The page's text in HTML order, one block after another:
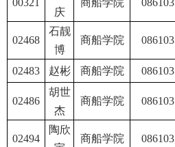
00321
庆
商船学院 086103
02468
石靓
博
商船学院 086103
02483 赵彬 商船学院 086103
02486
胡世
杰
商船学院 086103
02494
陶欣
商船学院 086103